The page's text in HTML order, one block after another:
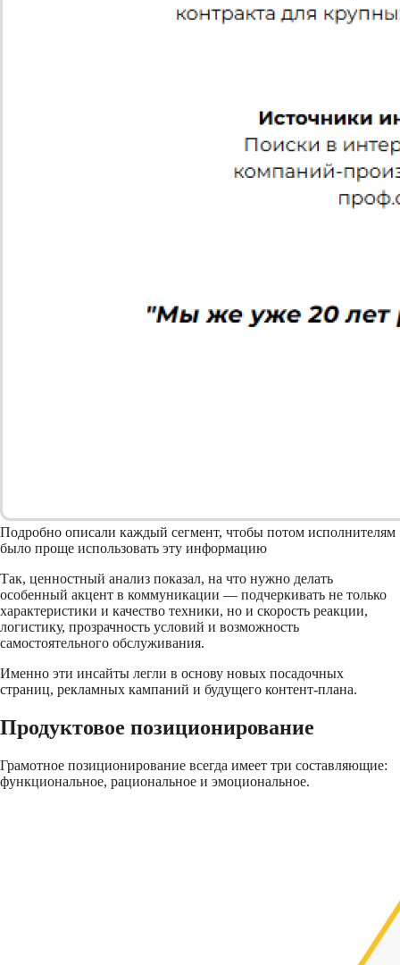
Подробно описали каждый сегмент, чтобы потом исполнителям
было проще использовать эту информацию
Так, ценностный анализ показал, на что нужно делать
особенный акцент в коммуникации — подчеркивать не только
характеристики и качество техники, но и скорость реакции,
логистику, прозрачность условий и возможность
самостоятельного обслуживания.
Именно эти инсайты легли в основу новых посадочных
страниц, рекламных кампаний и будущего контент-плана.
Продуктовое позиционирование
Грамотное позиционирование всегда имеет три составляющие:
функциональное, рациональное и эмоциональное.